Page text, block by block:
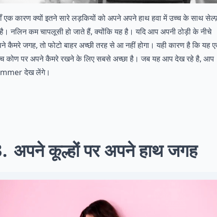
एक कारण क्यों इतने सारे लड़कियों को अपने अपने हाथ हवा में उच्च के साथ
नलिन कम चापलूसी हो जाते हैं, क्योंकि यह है। यदि आप अपनी ठोड़ी के नीचे
कैमरे जगह, तो फोटो बाहर अच्छी तरह से आ नहीं होगा। यही कारण है कि यह
कोण पर अपने कैमरे रखने के लिए सबसे अच्छा है। जब यह आप देख रहे है, आप
देख लेंगे।
अपने कूल्हों पर अपने हाथ जगह